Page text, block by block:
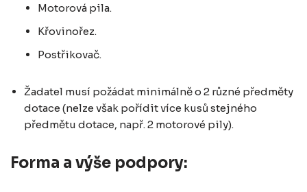
Motorová pila.
Křovinořez.
Postřikovač.
Žadatel musí požádat minimálně o 2 různé předměty
dotace (nelze však pořídit více kusů stejného
předmětu dotace, např. 2 motorové pily).
Forma a výše podpory: